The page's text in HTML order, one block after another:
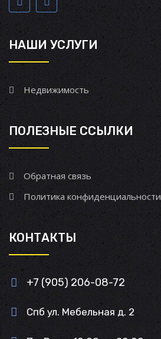
НАШИ УСЛУГИ
Недвижимость
ПОЛЕЗНЫЕ ССЫЛКИ
Обратная связь
Политика конфиденциальности
КОНТАКТЫ
+7 (905) 206-08-72
Спб ул. Мебельная д. 2